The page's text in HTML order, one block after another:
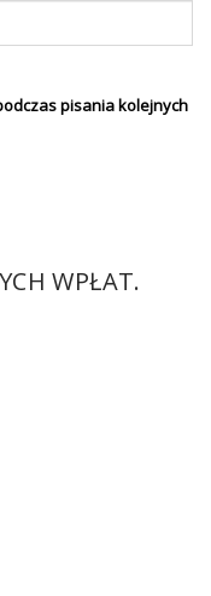
pisania kolejnych
WPŁAT.